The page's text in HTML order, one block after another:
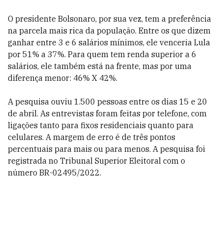
O presidente Bolsonaro, por sua vez, tem a preferência
na parcela mais rica da população. Entre os que dizem
ganhar entre 3 e 6 salários mínimos, ele venceria Lula
por 51% a 37%. Para quem tem renda superior a 6
salários, ele também está na frente, mas por uma
diferença menor: 46% X 42%.
A pesquisa ouviu 1.500 pessoas entre os dias 15 e 20
de abril. As entrevistas foram feitas por telefone, com
ligações tanto para fixos residenciais quanto para
celulares. A margem de erro é de três pontos
percentuais para mais ou para menos. A pesquisa foi
registrada no Tribunal Superior Eleitoral com o
número BR-02495/2022.